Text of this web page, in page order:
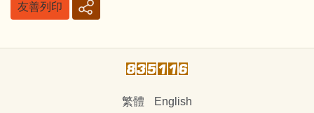
友善列印
繁體 English